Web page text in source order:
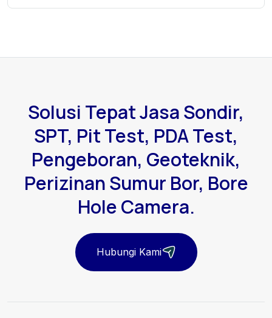
Solusi Tepat Jasa Sondir,
SPT, Pit Test, PDA Test,
Pengeboran, Geoteknik,
Perizinan Sumur Bor, Bore
Hole Camera.
Hubungi Kami